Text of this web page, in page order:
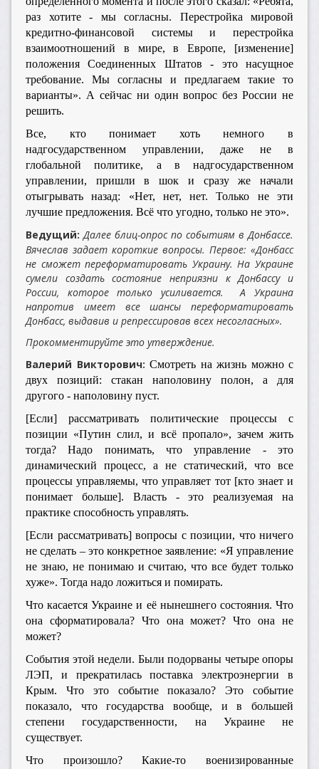
раз хотите - мы согласны. Перестройка мировой
кредитно-финансовой системы и перестройка
взаимоотношений в мире, в Европе, [изменение]
положения Соединенных Штатов - это насущное
требование. Мы согласны и предлагаем такие то
варианты». А сейчас ни один вопрос без России не
решить.
Все, кто понимает хоть немного в
надгосударственном управлении, даже не в
глобальной политике, а в надгосударственном
управлении, пришли в шок и сразу же начали
отыгрывать назад: «Нет, нет, нет. Только не эти
лучшие предложения. Всё что угодно, только не это».
Ведущий: Далее блиц-опрос по событиям в Донбассе.
Вячеслав задает короткие вопросы. Первое: «Донбасс
не сможет переформатировать Украину. На Украине
сумели создать состояние неприязни к Донбассу и
России, которое только усиливается. А Украина
напротив имеет все шансы переформатировать
Донбасс, выдавив и репрессировав всех несогласных».
Прокомментируйте это утверждение.
Валерий Викторович: Смотреть на жизнь можно с
двух позиций: стакан наполовину полон, а для
другого - наполовину пуст.
[Если] рассматривать политические процессы с
позиции «Путин слил, и всё пропало», зачем жить
тогда? Надо понимать, что управление - это
динамический процесс, а не статический, что все
процессы управляемы, что управляет тот [кто знает и
понимает больше]. Власть - это реализуемая на
практике способность управлять.
[Если рассматривать] вопросы с позиции, что ничего
не сделать – это конкретное заявление: «Я управление
не знаю, не понимаю и считаю, что все будет только
хуже». Тогда надо ложиться и помирать.
Что касается Украине и её нынешнего состояния. Что
она сформатировала? Что она может? Что она не
может?
События этой недели. Были подорваны четыре опоры
ЛЭП, и прекратилась поставка электроэнергии в
Крым. Что это событие показало? Это событие
показало, что государства вообще, и в большей
степени государственности, на Украине не
существует.
Что произошло? Какие-то военизированные